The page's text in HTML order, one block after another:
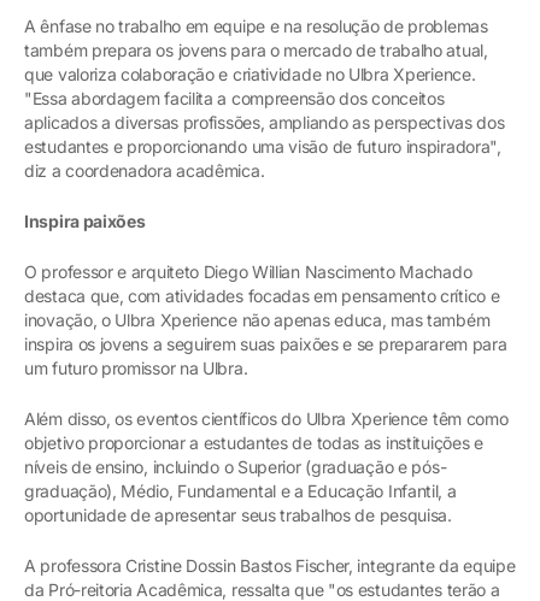
A ênfase no trabalho em equipe e na resolução de problemas
também prepara os jovens para o mercado de trabalho atual,
que valoriza colaboração e criatividade no Ulbra Xperience.
"Essa abordagem facilita a compreensão dos conceitos
aplicados a diversas profissões, ampliando as perspectivas dos
estudantes e proporcionando uma visão de futuro inspiradora",
diz a coordenadora acadêmica.
Inspira paixões
O professor e arquiteto Diego Willian Nascimento Machado
destaca que, com atividades focadas em pensamento crítico e
inovação, o Ulbra Xperience não apenas educa, mas também
inspira os jovens a seguirem suas paixões e se prepararem para
um futuro promissor na Ulbra.
Além disso, os eventos científicos do Ulbra Xperience têm como
objetivo proporcionar a estudantes de todas as instituições e
níveis de ensino, incluindo o Superior (graduação e pós-
graduação), Médio, Fundamental e a Educação Infantil, a
oportunidade de apresentar seus trabalhos de pesquisa.
A professora Cristine Dossin Bastos Fischer, integrante da equipe
da Pró-reitoria Acadêmica, ressalta que "os estudantes terão a